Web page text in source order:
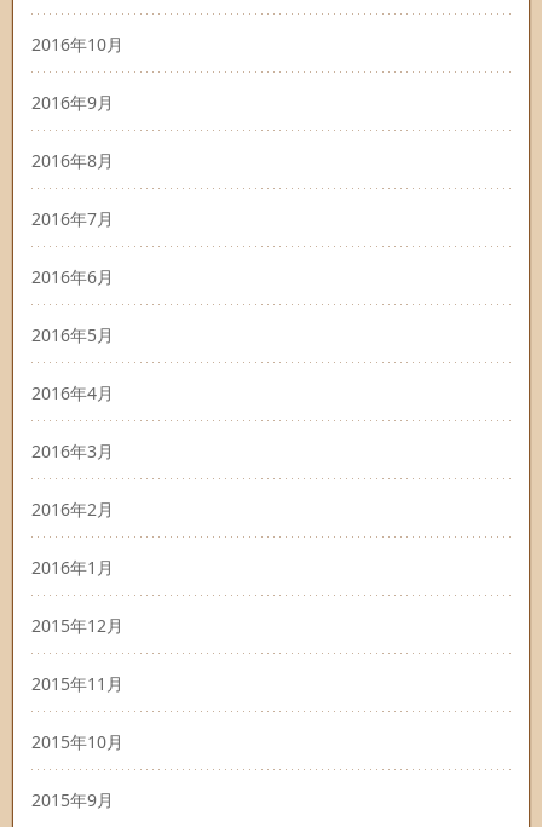
2016年10月
2016年9月
2016年8月
2016年7月
2016年6月
2016年5月
2016年4月
2016年3月
2016年2月
2016年1月
2015年12月
2015年11月
2015年10月
2015年9月